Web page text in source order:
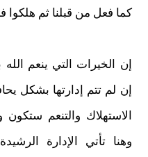
كما فعل من قبلنا ثم هلكوا
إن الخيرات التي ينعم
إن لم تتم إدارتها بشكل
الاستهلاك والتنعم
وهنا تأتي الإدارة